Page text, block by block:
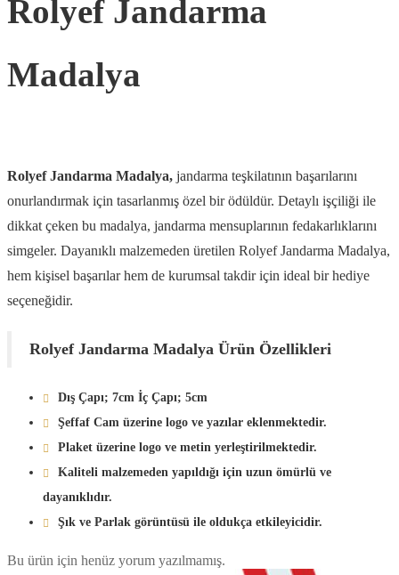
Rolyef Jandarma
Madalya
Rolyef Jandarma Madalya, jandarma teşkilatının başarılarını
onurlandırmak için tasarlanmış özel bir ödüldür. Detaylı işçiliği ile
dikkat çeken bu madalya, jandarma mensuplarının fedakarlıklarını
simgeler. Dayanıklı malzemeden üretilen Rolyef Jandarma Madalya,
hem kişisel başarılar hem de kurumsal takdir için ideal bir hediye
seçeneğidir.
Rolyef Jandarma Madalya Ürün Özellikleri
Dış Çapı; 7cm İç Çapı; 5cm
Şeffaf Cam üzerine logo ve yazılar eklenmektedir.
Plaket üzerine logo ve metin yerleştirilmektedir.
Kaliteli malzemeden yapıldığı için uzun ömürlü ve
dayanıklıdır.
Şık ve Parlak görüntüsü ile oldukça etkileyicidir.
Bu ürün için henüz yorum yazılmamış.